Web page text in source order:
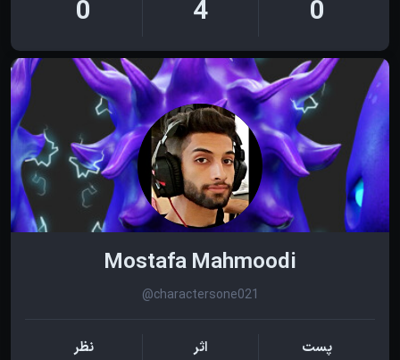
0
4
0
Mostafa Mahmoodi
@charactersone021
پست اثر نظر